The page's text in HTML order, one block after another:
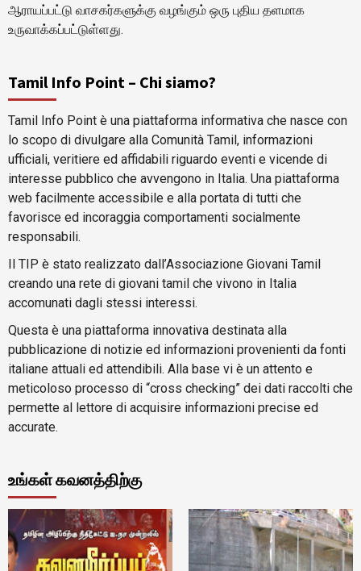
ஆராயப்பட்டு வாசகர்களுக்கு வழங்கும் ஒரு புதிய தளமாக
உருவாக்கப்பட்டுள்ளது.
Tamil Info Point – Chi siamo?
Tamil Info Point è una piattaforma informativa che nasce con
lo scopo di divulgare alla Comunità Tamil, informazioni
ufficiali, veritiere ed affidabili riguardo eventi e vicende di
interesse pubblico che avvengono in Italia. Una piattaforma
web facilmente accessibile e alla portata di tutti che
favorisce ed incoraggia comportamenti socialmente
responsabili.
Il TIP è stato realizzato dall’Associazione Giovani Tamil
creando una rete di giovani tamil che vivono in Italia
accomunati dagli stessi interessi.
Questa è una piattaforma innovativa destinata alla
pubblicazione di notizie ed informazioni provenienti da fonti
italiane attuali ed attendibili. Alla base vi è un attento e
meticoloso processo di “cross checking” dei dati raccolti che
permette al lettore di acquisire informazioni precise ed
accurate.
உங்கள் கவனத்திற்கு